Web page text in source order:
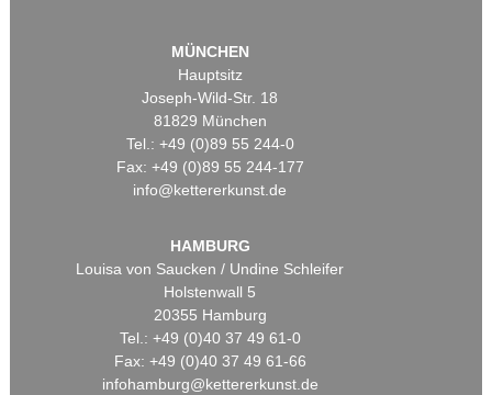
MÜNCHEN
Hauptsitz
Joseph-Wild-Str. 18
81829 München
Tel.: +49 (0)89 55 244-0
Fax: +49 (0)89 55 244-177
info@kettererkunst.de
HAMBURG
Louisa von Saucken / Undine Schleifer
Holstenwall 5
20355 Hamburg
Tel.: +49 (0)40 37 49 61-0
Fax: +49 (0)40 37 49 61-66
infohamburg@kettererkunst.de